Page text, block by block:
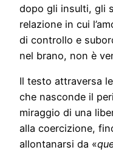
dopo gli insulti, gli
relazione in cui
di controllo e
nel brano, non è
Il testo attraversa
che nasconde il
miraggio di una
alla coercizione,
allontanarsi da «